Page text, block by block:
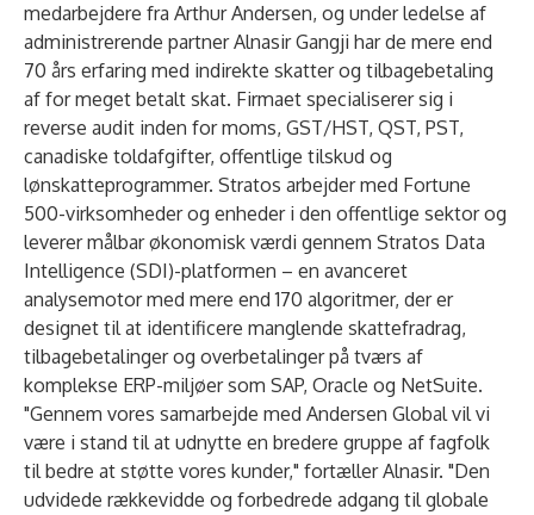
medarbejdere fra Arthur Andersen, og under ledelse af
administrerende partner Alnasir Gangji har de mere end
70 års erfaring med indirekte skatter og tilbagebetaling
af for meget betalt skat. Firmaet specialiserer sig i
reverse audit inden for moms, GST/HST, QST, PST,
canadiske toldafgifter, offentlige tilskud og
lønskatteprogrammer. Stratos arbejder med Fortune
500-virksomheder og enheder i den offentlige sektor og
leverer målbar økonomisk værdi gennem Stratos Data
Intelligence (SDI)-platformen – en avanceret
analysemotor med mere end 170 algoritmer, der er
designet til at identificere manglende skattefradrag,
tilbagebetalinger og overbetalinger på tværs af
komplekse ERP-miljøer som SAP, Oracle og NetSuite.
"Gennem vores samarbejde med Andersen Global vil vi
være i stand til at udnytte en bredere gruppe af fagfolk
til bedre at støtte vores kunder," fortæller Alnasir. "Den
udvidede rækkevidde og forbedrede adgang til globale